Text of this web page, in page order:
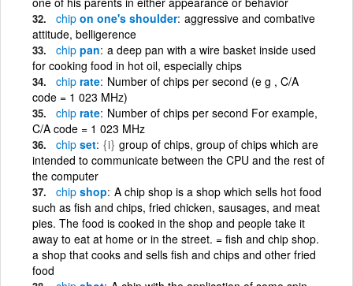
chip on one's shoulder aggressive and combative
attitude, belligerence
chip pan a deep pan with a wire basket inside used
for cooking food in hot oil, especially chips
chip rate Number of chips per second (e g , C/A
code = 1 023 MHz)
chip rate Number of chips per second For example,
C/A code = 1 023 MHz
chip set {i} group of chips, group of chips which are
intended to communicate between the CPU and the rest of
the computer
chip shop A chip shop is a shop which sells hot food
such as fish and chips, fried chicken, sausages, and meat
pies. The food is cooked in the shop and people take it
away to eat at home or in the street. = fish and chip shop.
a shop that cooks and sells fish and chips and other fried
food